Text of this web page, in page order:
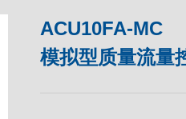
ACU10FA-MC
模拟型质量流量